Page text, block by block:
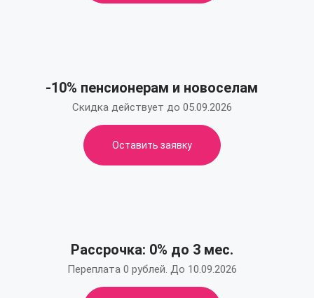
-10% пенсионерам и новоселам
Скидка действует до 05.09.2026
Оставить заявку
Рассрочка: 0% до 3 мес.
Переплата 0 рублей. До 10.09.2026